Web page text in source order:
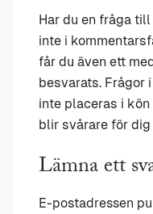
Har du en fråga
inte i
får du även ett
besvarats. Frågor
inte placeras i
blir svårare för dig
Lämna ett
E-postadressen